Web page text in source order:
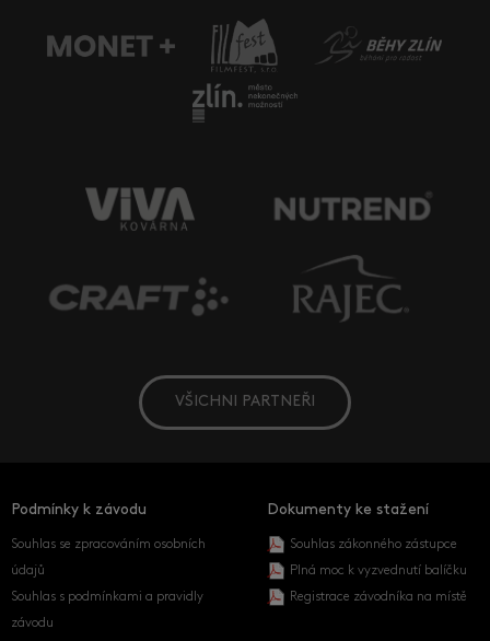
VŠICHNI PARTNEŘI
Podmínky k závodu
Souhlas se zpracováním osobních
údajů
Souhlas s podmínkami a pravidly
závodu
Dokumenty ke stažení
Souhlas zákonného zástupce
Plná moc k vyzvednutí balíčku
Registrace závodníka na místě